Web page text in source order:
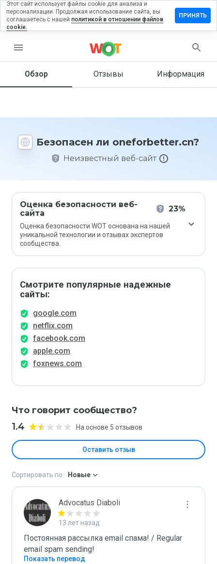
menu
Обзор Отзывы Информация
Безопасен ли oneforbetter.cn?
Неизвестный веб-сайт
Оценка безопасности веб-
сайта
23%
Оценка безопасности WOT основана на нашей
уникальной технологии и отзывах экспертов
сообщества.
Смотрите популярные надежные
сайты:
google.com
netflix.com
facebook.com
apple.com
foxnews.com
Что говорит сообщество?
1.4 На основе 5 отзывов
Оставить отзыв
на
Как бы
этот
1 до 5?
Сортировать по: Новые
Advocatus Diaboli
13 лет назад
Постоянная рассылка email спама! / Regular
email spam sending!
Показать перевод
Этот сайт использует файлы cookie для анализа и
персонализации. Продолжая использование сайта, вы
соглашаетесь с нашей политикой в отношении файлов
cookie.
ПРИНЯТЬ